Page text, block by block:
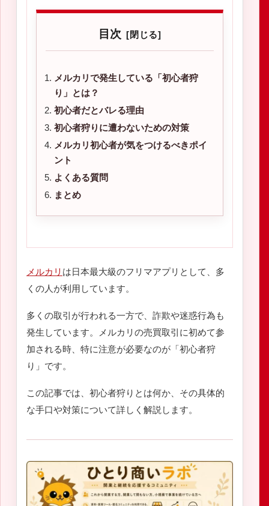
目次
メルカリで発生している「初心者狩
り」とは？
初心者だとバレる理由
初心者狩りに遭わないための対策
メルカリ初心者が気をつけるべきポイ
ント
よくある質問
まとめ
メルカリ は日本最大級のフリマアプリとして、多
くの人が利用しています。
多くの取引が行われる一方で、詐欺や迷惑行為も
発生しています。メルカリの売買取引に初めて参
加される時、特に注意が必要なのが「初心者狩
り」です。
この記事では、初心者狩りとは何か、その具体的
な手口や対策について詳しく解説します。